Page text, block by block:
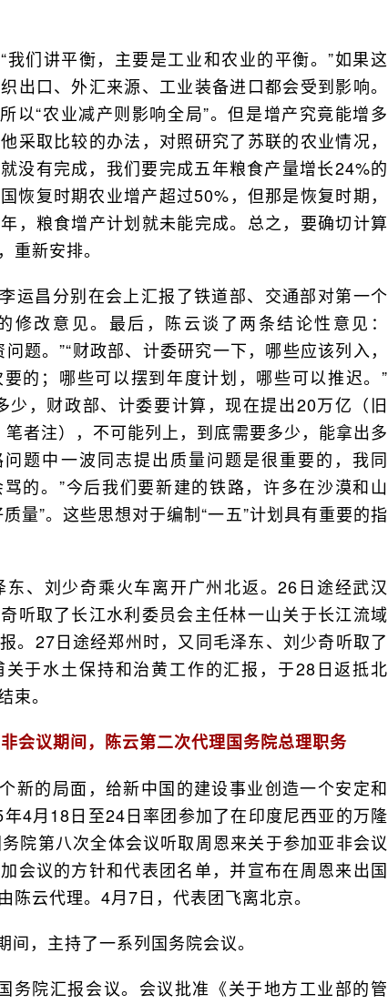
们讲平衡，主要是工业和农业的平衡。”如果这
出口、外汇来源、工业装备进口都会受到影响。
以“农业减产则影响全局”。但是增产究竟能增多
采取比较的办法，对照研究了苏联的农业情况，
没有完成，我们要完成五年粮食产量增长24%的
恢复时期农业增产超过50%，但那是恢复时期，
，粮食增产计划就未能完成。总之，要确切计算
重新安排。
运昌分别在会上汇报了铁道部、交通部对第一个
修改意见。最后，陈云谈了两条结论性意见：
题。”“财政部、计委研究一下，哪些应该列入，
的；哪些可以摆到年度计划，哪些可以推迟。”
少，财政部、计委要计算，现在提出20万亿（旧
者注），不可能列上，到底需要多少，能拿出多
题中一波同志提出质量问题是很重要的，我同
的。”今后我们要新建的铁路，许多在沙漠和山
量”。这些思想对于编制“一五”计划具有重要的指
、刘少奇乘火车离开广州北返。26日途经武汉
听取了长江水利委员会主任林一山关于长江流域
。27日途经郑州时，又同毛泽东、刘少奇听取了
于水土保持和治黄工作的汇报，于28日返抵北
束。
会议期间，陈云第二次代理国务院总理职务
新的局面，给新中国的建设事业创造一个安定和
4月18日至24日率团参加了在印度尼西亚的万隆
院第八次全体会议听取周恩来关于参加亚非会议
会议的方针和代表团名单，并宣布在周恩来出国
陈云代理。4月7日，代表团飞离北京。
，主持了一系列国务院会议。
务院汇报会议。会议批准《关于地方工业部的管